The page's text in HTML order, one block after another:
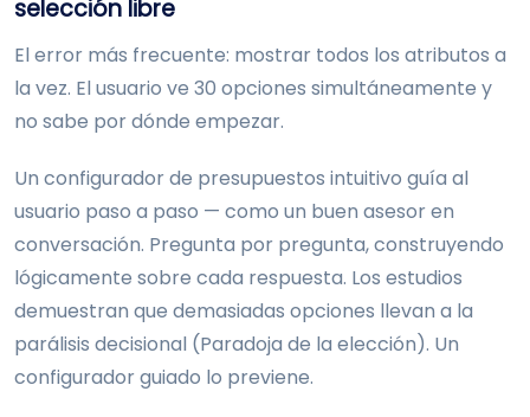
selección libre
El error más frecuente: mostrar todos los atributos a
la vez. El usuario ve 30 opciones simultáneamente y
no sabe por dónde empezar.
Un configurador de presupuestos intuitivo guía al
usuario paso a paso — como un buen asesor en
conversación. Pregunta por pregunta, construyendo
lógicamente sobre cada respuesta. Los estudios
demuestran que demasiadas opciones llevan a la
parálisis decisional (Paradoja de la elección). Un
configurador guiado lo previene.